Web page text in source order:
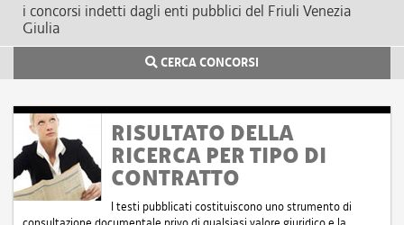
i concorsi indetti dagli enti pubblici del Friuli Venezia
Giulia
CERCA CONCORSI
RISULTATO DELLA
RICERCA PER TIPO DI
CONTRATTO
I testi pubblicati costituiscono uno strumento di